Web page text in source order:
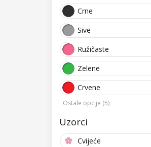
Crne
Sive
Ružičaste
Zelene
Crvene
Ostale opcije (5)
Uzorci
Cvijeće